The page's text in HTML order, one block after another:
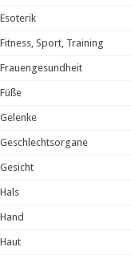
Esoterik
Fitness, Sport, Training
Frauengesundheit
Füße
Gelenke
Geschlechtsorgane
Gesicht
Hals
Hand
Haut